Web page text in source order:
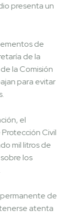
presenta un
de
de la
la Comisión
para evitar
el
Civil
mil litros de
los
de
atenta